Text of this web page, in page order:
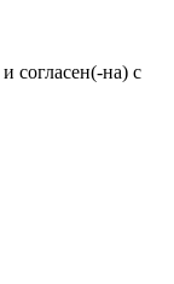
и согласен(-на) с